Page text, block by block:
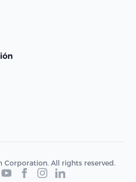
Corporation. All rights reserved.